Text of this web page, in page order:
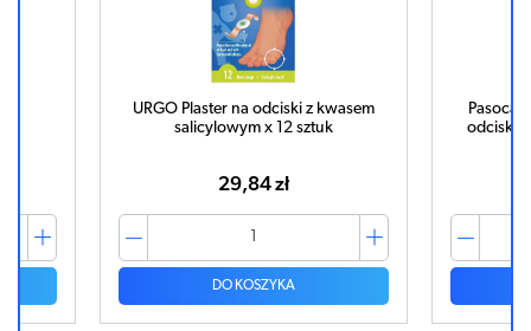
URGO Plaster na odciski z kwasem
salicylowym x 12 sztuk
29,84 zł
DO KOSZYKA
odciski